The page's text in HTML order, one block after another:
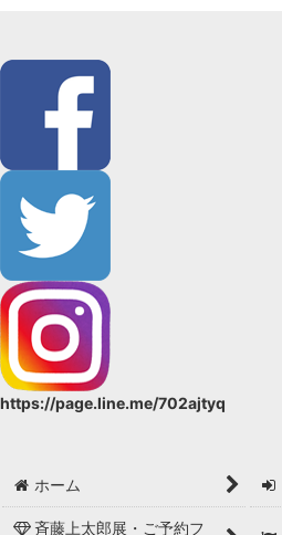
https://page.line.me/702ajtyq
ホーム
斉藤上太郎展・ご予約フ